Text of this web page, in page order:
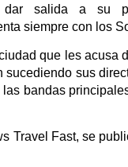
salida a su
siempre con los
que les acusa
sus
bandas
Travel Fast, se